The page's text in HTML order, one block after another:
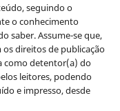
seguindo o
o conhecimento
saber. Assume-se que,
direitos de publicação
como detentor(a) do
leitores, podendo
e impresso, desde